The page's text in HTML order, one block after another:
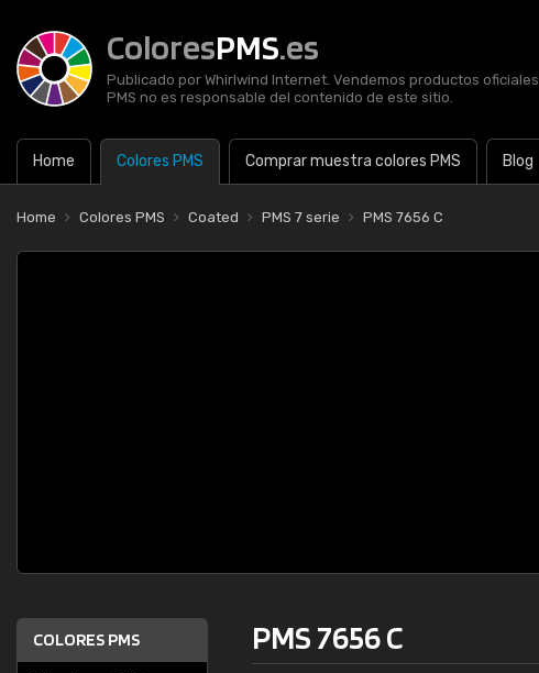
ColoresPMS.es
Publicado por Whirlwind Internet. Vendemos productos oficiales
PMS no es responsable del contenido de este sitio.
Home Colores PMS Comprar muestra colores PMS Blog
Home Colores PMS Coated PMS 7 serie PMS 7656 C
COLORES PMS PMS 7656 C